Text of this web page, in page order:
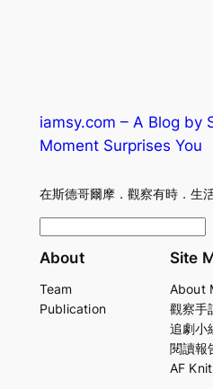
iamsy.com – A Blog by
Moment Surprises You
在斯德哥爾摩．觀察有時．生
e
r
About
Team
Publication
Site
About
觀察手
追劇小
閱讀報
AF Knit